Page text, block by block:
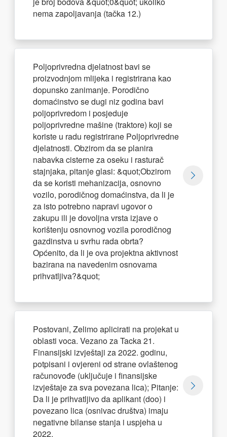
nema zapoljavanja (tačka 12.)
Poljoprivredna djelatnost bavi se
proizvodnjom mlijeka i registrirana kao
dopunsko zanimanje. Porodično
domaćinstvo se dugi niz godina bavi
poljoprivredom i posjeduje
poljoprivredne mašine (traktore) koji se
koriste u radu registrirane Poljoprivredne
djelatnosti. Obzirom da se planira
nabavka cisterne za oseku i rasturač
stajnjaka, pitanje glasi: &quot;Obzirom
da se koristi mehanizacija, osnovno
vozilo, porodičnog domaćinstva, da li je
za isto potrebno napravi ugovor o
zakupu ili je dovoljna vrsta izjave o
korištenju osnovnog vozila porodičnog
gazdinstva u svrhu rada obrta?
Općenito, da li je ova projektna aktivnost
bazirana na navedenim osnovama
prihvatljiva?&quot;
Postovani, Zelimo aplicirati na projekat u
oblasti voca. Vezano za Tacka 21.
Finansijski izvještaji za 2022. godinu,
potpisani i ovjereni od strane ovlaštenog
računovođe (uključuje i finansijske
izvještaje za sva povezana lica); Pitanje:
Da li je prihvatljivo da aplikant (doo) i
povezano lica (osnivac društva) imaju
negativne bilanse stanja i uspjeha u
2022.